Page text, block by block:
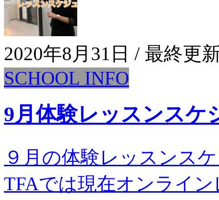
2020年8月31日 / 最終更
SCHOOL INFO
9月体験レッスンスケ
９月の体験レッスンス
TFAでは現在オンライ